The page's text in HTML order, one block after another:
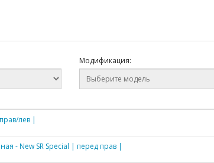
Модификация:
лев |
- New SR Special | перед прав |